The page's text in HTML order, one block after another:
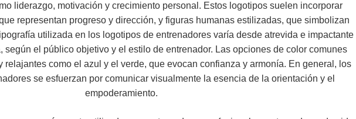
liderazgo, motivación y crecimiento personal. Estos logotipos suelen incorporar
representan progreso y dirección, y figuras humanas estilizadas, que simbolizan
utilizada en los logotipos de entrenadores varía desde atrevida e impactante
según el público objetivo y el estilo de entrenador. Las opciones de color comunes
relajantes como el azul y el verde, que evocan confianza y armonía. En general, los
se esfuerzan por comunicar visualmente la esencia de la orientación y el
empoderamiento.